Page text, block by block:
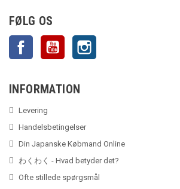
FØLG OS
Facebook YouTube
INFORMATION
Levering
Handelsbetingelser
Din Japanske Købmand Online
わくわく - Hvad betyder det?
Ofte stillede spørgsmål